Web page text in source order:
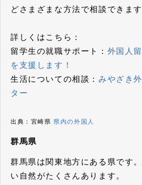
どさまざまな方法で相談できます
詳しくはこちら：
留学生の就職サポート： 外国人
を支援します！
生活についての相談： みやざき
ター
出典：宮崎県 県内の外国人
群馬県
群馬県は関東地方にある県です
い自然がたくさんあります。